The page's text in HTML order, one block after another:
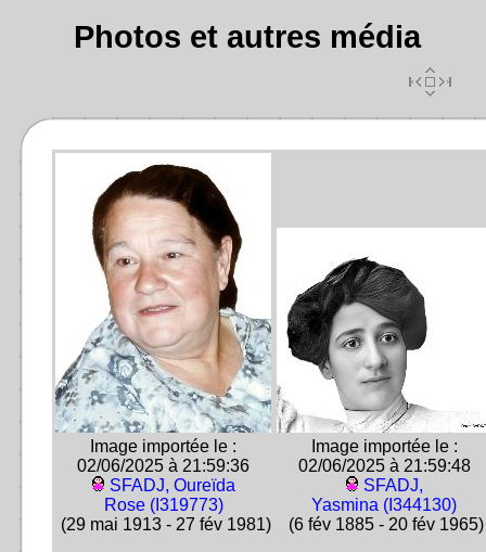
Photos et autres média
Image importée le :
02/06/2025 à 21:59:36
SFADJ, Oureïda
Rose (I319773)
(29 mai 1913 - 27 fév 1981)
Image importée le :
02/06/2025 à 21:59:48
SFADJ,
Yasmina (I344130)
(6 fév 1885 - 20 fév 1965)